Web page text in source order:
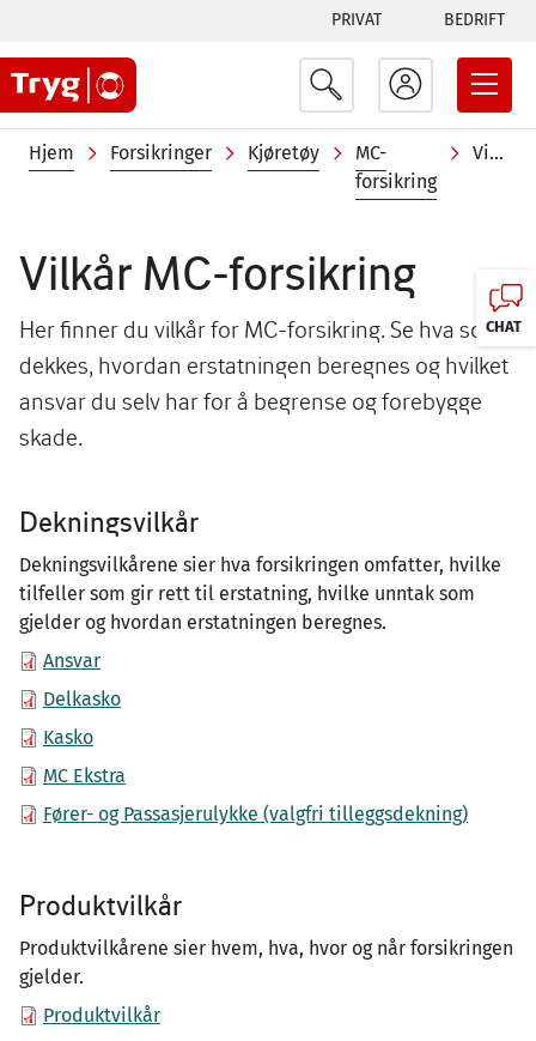
hovedinnhold
Tabs
menu
PRIVAT BEDRIFT
Navigasjonssti
Hjem Forsikringer Kjøretøy
MC-
forsikring
Vilkår
Vilkår MC-forsikring
Her finner du vilkår for MC-forsikring. Se hva som
dekkes, hvordan erstatningen beregnes og hvilket
ansvar du selv har for å begrense og forebygge
skade.
Dekningsvilkår
Dekningsvilkårene sier hva forsikringen omfatter, hvilke
tilfeller som gir rett til erstatning, hvilke unntak som
gjelder og hvordan erstatningen beregnes.
Ansvar
Delkasko
Kasko
MC Ekstra
Fører- og Passasjerulykke (valgfri tilleggsdekning)
Produktvilkår
Produktvilkårene sier hvem, hva, hvor og når forsikringen
gjelder.
Produktvilkår
CHAT